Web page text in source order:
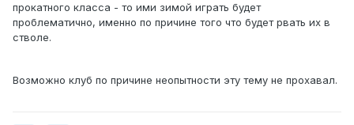
прокатного класса - то ими зимой играть будет
проблематично, именно по причине того что будет рвать их в
стволе.
Возможно клуб по причине неопытности эту тему не прохавал.